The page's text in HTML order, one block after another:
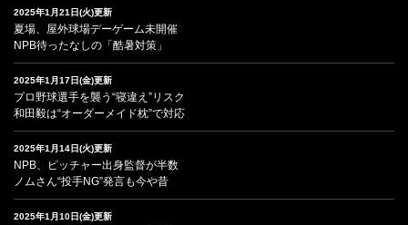
2025年1月21日(火)更新
夏場、屋外球場デーゲーム未開催
NPB待ったなしの「酷暑対策」
2025年1月17日(金)更新
プロ野球選手を襲う“寝違え”リスク
和田毅は“オーダーメイド枕”で対応
2025年1月14日(火)更新
NPB、ピッチャー出身監督が半数
ノムさん“投手NG”発言も今や昔
2025年1月10日(金)更新